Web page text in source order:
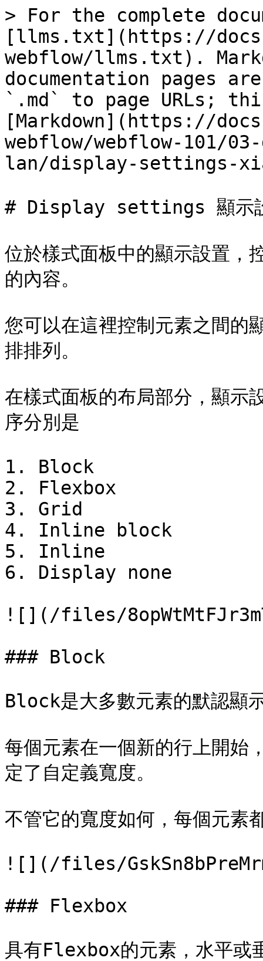
> For the complete
[llms.txt](https://
webflow/llms.txt).
documentation pages
`.md` to page URLs;
[Markdown](https://
webflow/webflow-101/
lan/display-settings-
# Display settings 顯示
位於樣式面板中的顯示設置，
的內容。
您可以在這裡控制元素之間
排排列。
在樣式面板的布局部分，顯示
序分別是
1. Block
2. Flexbox
3. Grid
4. Inline block
5. Inline
6. Display none
![](/files/
### Block
Block是大多數元素的默認顯
每個元素在一個新的行上開始
定了自定義寬度。
不管它的寬度如何，每個元素
![](/files/
### Flexbox
具有Flexbox的元素，水平或